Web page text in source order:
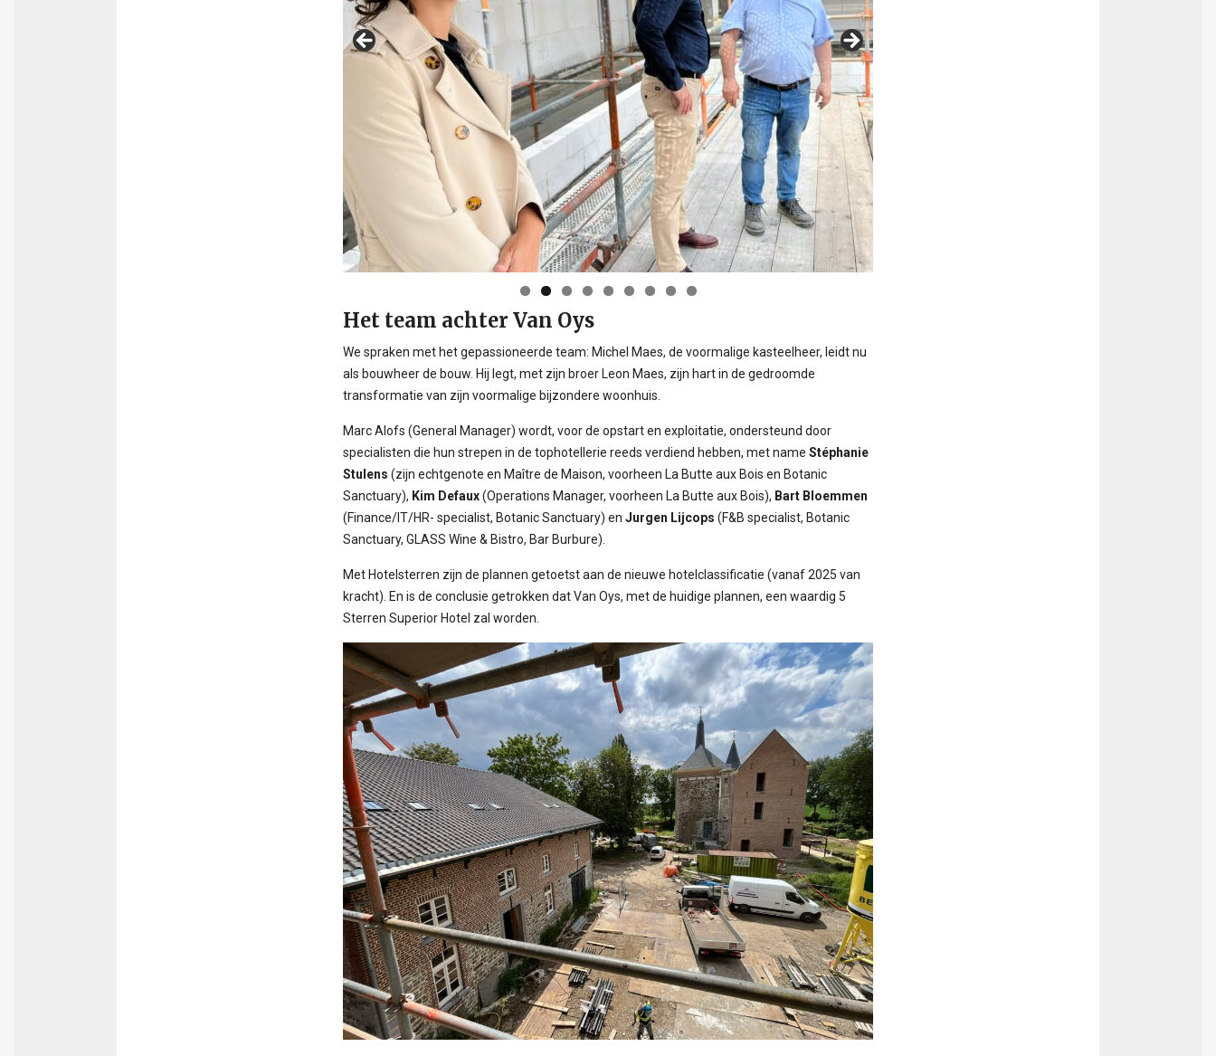
Het team achter Van Oys
We spraken met het gepassioneerde team: Michel Maes, de voormalige kasteelheer, leidt nu
als bouwheer de bouw. Hij legt, met zijn broer Leon Maes, zijn hart in de gedroomde
transformatie van zijn voormalige bijzondere woonhuis.
Marc Alofs (General Manager) wordt, voor de opstart en exploitatie, ondersteund door
specialisten die hun strepen in de tophotellerie reeds verdiend hebben, met name Stéphanie
Stulens (zijn echtgenote en Maître de Maison, voorheen La Butte aux Bois en Botanic
Sanctuary), Kim Defaux(Operations Manager, voorheen La Butte aux Bois), Bart Bloemmen
(Finance/IT/HR- specialist, Botanic Sanctuary) en Jurgen Lijcops (F&B specialist, Botanic
Sanctuary, GLASS Wine & Bistro, Bar Burbure).
Met Hotelsterren zijn de plannen getoetst aan de nieuwe hotelclassificatie (vanaf 2025 van
kracht). En is de conclusie getrokken dat Van Oys, met de huidige plannen, een waardig 5
Sterren Superior Hotel zal worden.